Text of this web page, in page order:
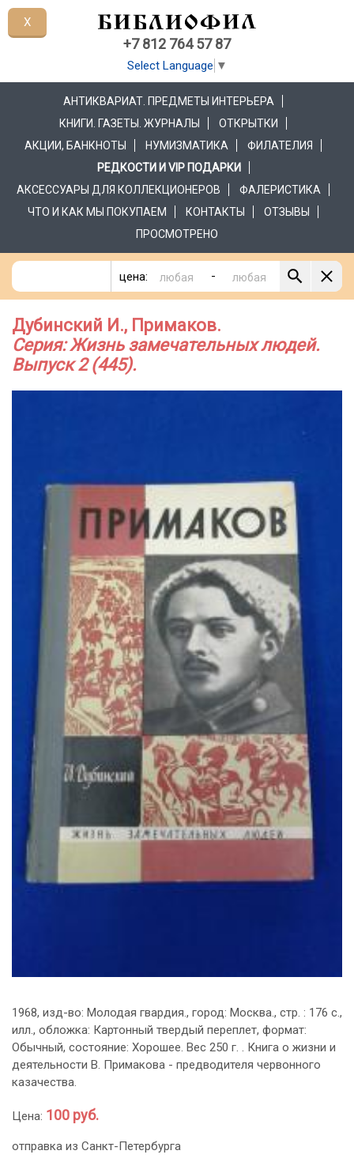
+7 812 764 57 87
Select Language ▼
АНТИКВАРИАТ. ПРЕДМЕТЫ ИНТЕРЬЕРА
КНИГИ. ГАЗЕТЫ. ЖУРНАЛЫ
ОТКРЫТКИ
АКЦИИ, БАНКНОТЫ
НУМИЗМАТИКА
ФИЛАТЕЛИЯ
РЕДКОСТИ И VIP ПОДАРКИ
АКСЕССУАРЫ ДЛЯ КОЛЛЕКЦИОНЕРОВ
ФАЛЕРИСТИКА
ЧТО И КАК МЫ ПОКУПАЕМ
КОНТАКТЫ
ОТЗЫВЫ
ПРОСМОТРЕНО
цена: -
Дубинский И., Примаков.
Серия: Жизнь замечательных людей.
Выпуск 2 (445).
1968, изд-во: Молодая гвардия., город: Москва., стр. : 176 с.,
илл., обложка: Картонный твердый переплет, формат:
Обычный, состояние: Хорошее. Вес 250 г. . Книга о жизни и
деятельности В. Примакова - предводителя червонного
казачества.
Цена: 100 руб.
отправка из Санкт-Петербурга
X